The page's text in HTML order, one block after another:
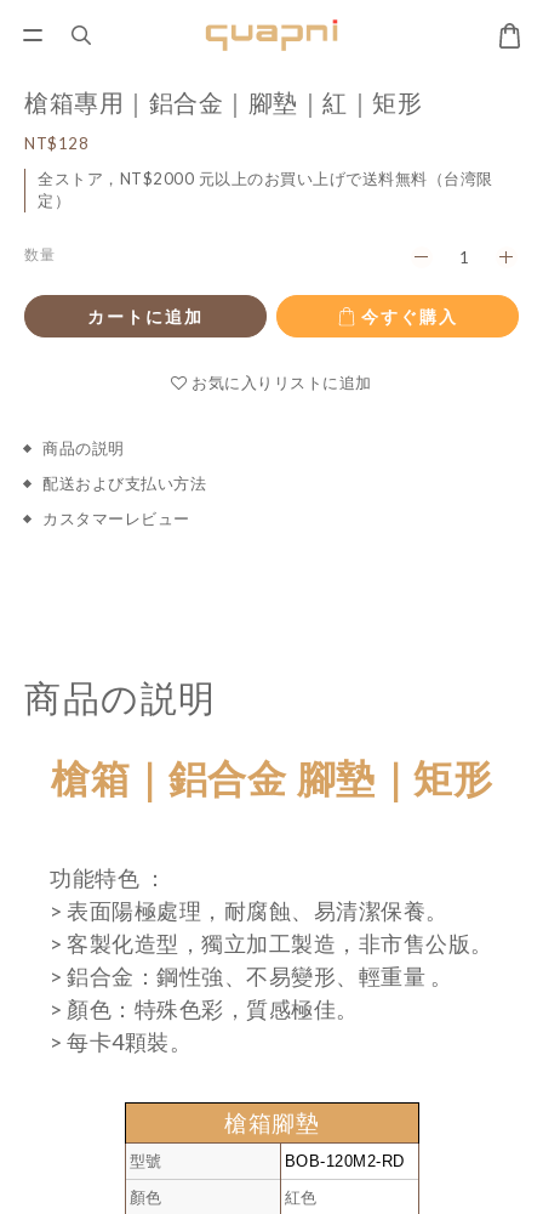
槍箱專用｜鋁合金｜腳墊｜紅｜矩形
NT$128
全ストア，NT$2000 元以上のお買い上げで送料無料（台湾限
定）
数量
カートに追加 今すぐ購入
お気に入りリストに追加
商品の説明
配送および支払い方法
カスタマーレビュー
商品の説明
槍箱｜鋁合金 腳墊｜矩形
功能特色 ：
> 表面陽極處理，耐腐蝕、易清潔保養。
> 客製化造型，獨立加工製造，非市售公版。
> 鋁合金：鋼性強、不易變形、輕重量 。
> 顏色：特殊色彩，質感極佳。
> 每卡4顆裝。
槍箱腳墊
型號 BOB-120M2-RD
顏色
紅色